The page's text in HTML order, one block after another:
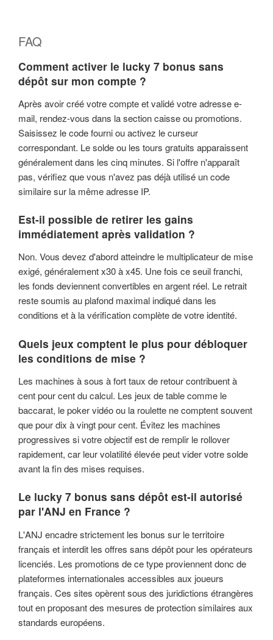
FAQ
Comment activer le lucky 7 bonus sans
dépôt sur mon compte ?
Après avoir créé votre compte et validé votre adresse e-
mail, rendez-vous dans la section caisse ou promotions.
Saisissez le code fourni ou activez le curseur
correspondant. Le solde ou les tours gratuits apparaissent
généralement dans les cinq minutes. Si l'offre n'apparaît
pas, vérifiez que vous n'avez pas déjà utilisé un code
similaire sur la même adresse IP.
Est-il possible de retirer les gains
immédiatement après validation ?
Non. Vous devez d'abord atteindre le multiplicateur de mise
exigé, généralement x30 à x45. Une fois ce seuil franchi,
les fonds deviennent convertibles en argent réel. Le retrait
reste soumis au plafond maximal indiqué dans les
conditions et à la vérification complète de votre identité.
Quels jeux comptent le plus pour débloquer
les conditions de mise ?
Les machines à sous à fort taux de retour contribuent à
cent pour cent du calcul. Les jeux de table comme le
baccarat, le poker vidéo ou la roulette ne comptent souvent
que pour dix à vingt pour cent. Évitez les machines
progressives si votre objectif est de remplir le rollover
rapidement, car leur volatilité élevée peut vider votre solde
avant la fin des mises requises.
Le lucky 7 bonus sans dépôt est-il autorisé
par l'ANJ en France ?
L'ANJ encadre strictement les bonus sur le territoire
français et interdit les offres sans dépôt pour les opérateurs
licenciés. Les promotions de ce type proviennent donc de
plateformes internationales accessibles aux joueurs
français. Ces sites opèrent sous des juridictions étrangères
tout en proposant des mesures de protection similaires aux
standards européens.